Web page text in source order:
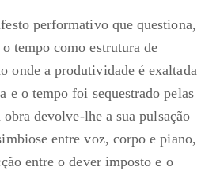
performativo que questiona,
tempo como estrutura de
onde a produtividade é exaltada
e o tempo foi sequestrado pelas
devolve-lhe a sua pulsação
entre voz, corpo e piano,
entre o dever imposto e o